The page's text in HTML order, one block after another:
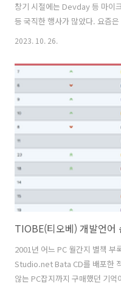
창기 시절에는 Devday 등 마이
등 국직한 행사가 많았다. 요즘
었다. 요즘은 가장 큰 행사가
반의 Blazor로 개발을 진행하고
안정성 등을 감안해야 하기 때
나 Blazor 8에서는 기존 버전에
상 등 큰 변화가 있을 예정이라
지 하는..
2023. 10. 26.
TIOBE(티오베) 개발언어
2001년 어느 PC 월간지 별책 부
Studio.net Bata CD를 배포한
않는 PC잡지까지 구매했던 기